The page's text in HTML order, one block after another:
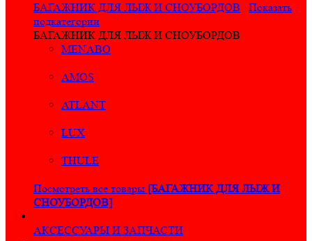
БАГАЖНИК ДЛЯ ЛЫЖ И СНОУБОРДОВ
Показать
подкатегории
БАГАЖНИК ДЛЯ ЛЫЖ И СНОУБОРДОВ
MENABO
AMOS
ATLANT
LUX
THULE
Посмотреть все товары [БАГАЖНИК ДЛЯ ЛЫЖ И
СНОУБОРДОВ]
АКСЕССУАРЫ И ЗАПЧАСТИ